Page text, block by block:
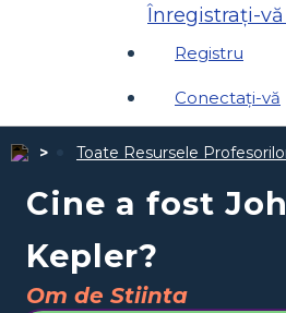
Înregistrați-
Registru
Conectați-vă
Toate Resursele
Cine a fost
Kepler?
Om de Stiinta